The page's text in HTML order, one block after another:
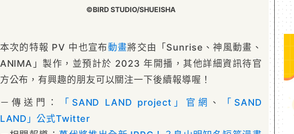
©BIRD STUDIO/SHUEISHA
本次的特報 PV 中也宣布動畫將交由「Sunrise、神風動畫、
ANIMA」製作，並預計於 2023 年開播，其他詳細資訊待官
方公布，有興趣的朋友可以關注一下後續報導喔！
－傳送門： 「SAND LAND project」官網 、
「SAND
LAND」公式Twitter